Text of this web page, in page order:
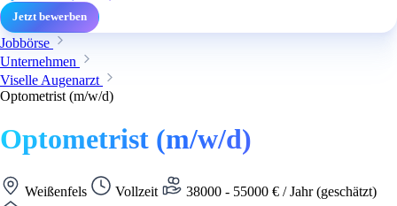
Jetzt bewerben
Jobbörse
Unternehmen
Viselle Augenarzt
Optometrist (m/w/d)
Optometrist (m/w/d)
Weißenfels Vollzeit
38000 - 55000 € / Jahr (geschätzt)